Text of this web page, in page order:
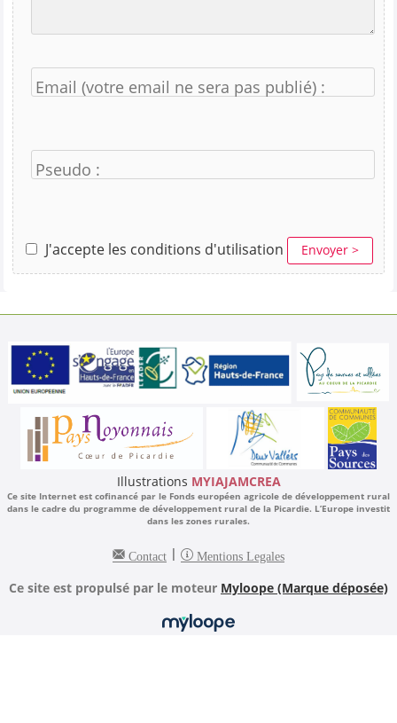
Email (votre email ne sera pas publié) :
Pseudo :
J'accepte les conditions d'utilisation Envoyer >
Illustrations MYIAJAMCREA
Ce site Internet est cofinancé par le Fonds européen agricole de développement rural
dans le cadre du programme de développement rural de la Picardie. L’Europe investit
dans les zones rurales.
Contact | Mentions Legales
Ce site est propulsé par le moteur Myloope (Marque déposée)